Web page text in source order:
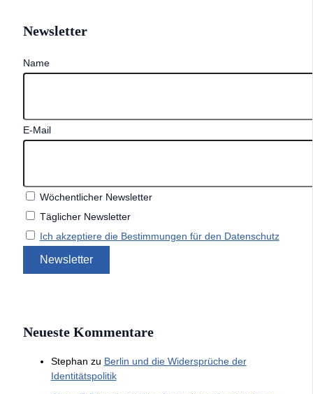
Newsletter
Name
E-Mail
Wöchentlicher Newsletter
Täglicher Newsletter
Ich akzeptiere die Bestimmungen für den Datenschutz
Neueste Kommentare
Stephan zu Berlin und die Widersprüche der
Identitätspolitik